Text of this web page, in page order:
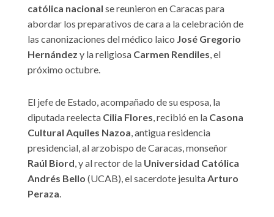
católica nacional se reunieron en Caracas para
abordar los preparativos de cara a la celebración de
las canonizaciones del médico laico José Gregorio
Hernández y la religiosa Carmen Rendiles, el
próximo octubre.
El jefe de Estado, acompañado de su esposa, la
diputada reelecta Cilia Flores, recibió en la Casona
Cultural Aquiles Nazoa, antigua residencia
presidencial, al arzobispo de Caracas, monseñor
Raúl Biord, y al rector de la Universidad Católica
Andrés Bello (UCAB), el sacerdote jesuitaArturo
Peraza.